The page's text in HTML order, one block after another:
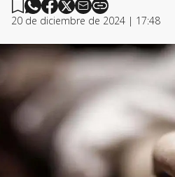
20 de diciembre de 2024 | 17:48